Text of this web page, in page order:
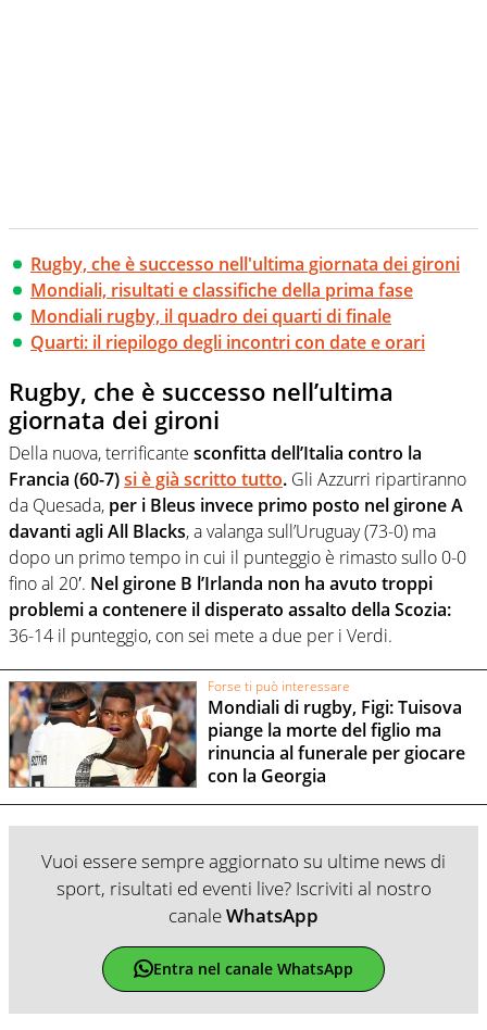
Rugby, che è successo nell'ultima giornata dei gironi
Mondiali, risultati e classifiche della prima fase
Mondiali rugby, il quadro dei quarti di finale
Quarti: il riepilogo degli incontri con date e orari
Rugby, che è successo nell’ultima
giornata dei gironi
Della nuova, terrificante sconfitta dell’Italia contro la
Francia (60-7)si è già scritto tutto. Gli Azzurri ripartiranno
da Quesada, per i Bleus invece primo posto nel girone A
davanti agli All Blacks, a valanga sull’Uruguay (73-0) ma
dopo un primo tempo in cui il punteggio è rimasto sullo 0-0
fino al 20′. Nel girone B l’Irlanda non ha avuto troppi
problemi a contenere il disperato assalto della Scozia:
36-14 il punteggio, con sei mete a due per i Verdi.
Forse ti può interessare
Mondiali di rugby, Figi: Tuisova
piange la morte del figlio ma
rinuncia al funerale per giocare
con la Georgia
Vuoi essere sempre aggiornato su ultime news di
sport, risultati ed eventi live? Iscriviti al nostro
canaleWhatsApp
Entra nel canale WhatsApp